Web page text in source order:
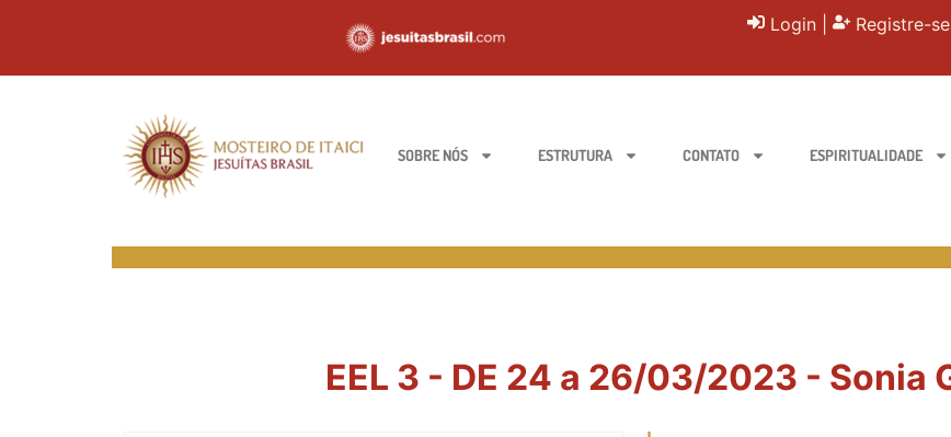
Login Registre-se
SOBRE NÓS ESTRUTURA CONTATO ESPIRITUALIDADE
EEL 3 - DE 24 a 26/03/2023 - Sonia